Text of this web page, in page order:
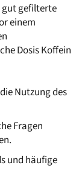
gut gefilterte
einem
Dosis Koffein
Nutzung des
Fragen
und häufige